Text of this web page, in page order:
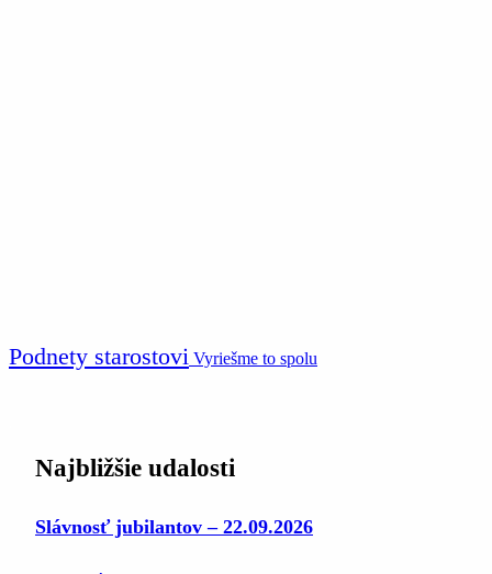
Podnety starostovi Vyriešme to spolu
Najbližšie udalosti
Slávnosť jubilantov – 22.09.2026